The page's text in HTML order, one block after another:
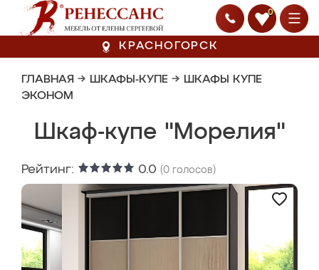
0
КРАСНОГОРСК
ГЛАВНАЯ → ШКАФЫ-КУПЕ → ШКАФЫ КУПЕ
ЭКОНОМ
Шкаф-купе "Морелия"
Рейтинг: 0.0 (0 голосов)